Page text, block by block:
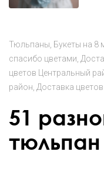
Тюльпаны Букеты на 8
спасибо цветами
цветов Центральный
район Доставка
51
тюльпан